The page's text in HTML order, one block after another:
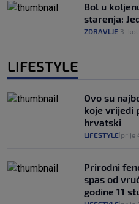
Bol u
starenja:
ZDRAVLJE 3. kol.
LIFESTYLE
Ovo su
koje vrijedi
hrvatski
LIFESTYLE prije
Prirodni
spas od
godine 11